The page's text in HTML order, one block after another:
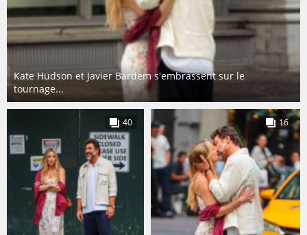
Kate Hudson et Javier Bardem s'embrassent sur le
tournage...
40 16